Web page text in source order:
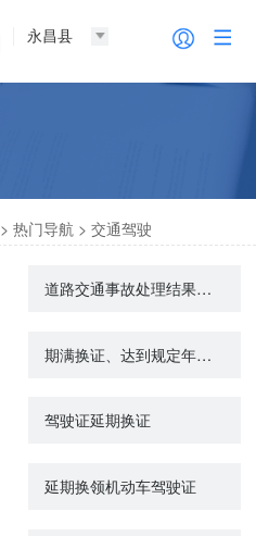
永昌县
>热门导航 >交通驾驶
道路交通事故处理结果网上查询
期满换证、达到规定年龄换证、身体条件变化降低准驾车型换证
驾驶证延期换证
延期换领机动车驾驶证